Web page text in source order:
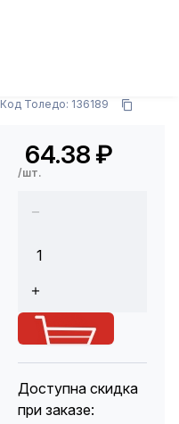
Код Толедо: 136189
64.38 ₽
/шт.
Доступна скидка
при заказе: